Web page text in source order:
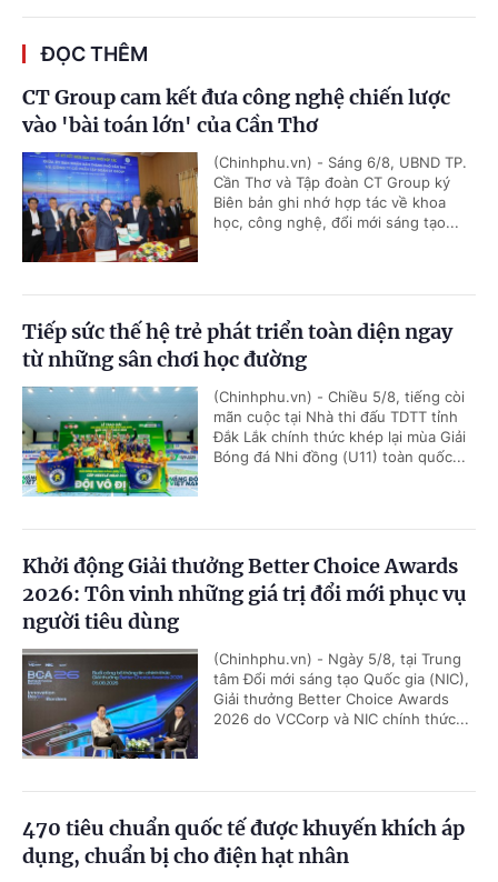
ĐỌC THÊM
CT Group cam kết đưa công nghệ chiến lược
vào 'bài toán lớn' của Cần Thơ
(Chinhphu.vn) - Sáng 6/8, UBND TP.
Cần Thơ và Tập đoàn CT Group ký
Biên bản ghi nhớ hợp tác về khoa
học, công nghệ, đổi mới sáng tạo...
Tiếp sức thế hệ trẻ phát triển toàn diện ngay
từ những sân chơi học đường
(Chinhphu.vn) - Chiều 5/8, tiếng còi
mãn cuộc tại Nhà thi đấu TDTT tỉnh
Đắk Lắk chính thức khép lại mùa Giải
Bóng đá Nhi đồng (U11) toàn quốc...
Khởi động Giải thưởng Better Choice Awards
2026: Tôn vinh những giá trị đổi mới phục vụ
người tiêu dùng
(Chinhphu.vn) - Ngày 5/8, tại Trung
tâm Đổi mới sáng tạo Quốc gia (NIC),
Giải thưởng Better Choice Awards
2026 do VCCorp và NIC chính thức...
470 tiêu chuẩn quốc tế được khuyến khích áp
dụng, chuẩn bị cho điện hạt nhân